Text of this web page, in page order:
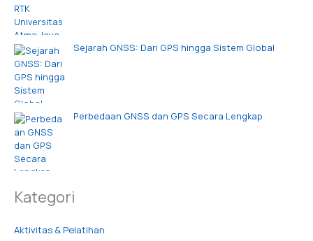
Sejarah GNSS: Dari GPS hingga Sistem Global
Perbedaan GNSS dan GPS Secara Lengkap
Kategori
Aktivitas & Pelatihan